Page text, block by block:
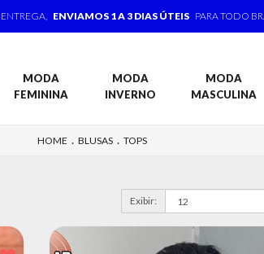
ENVIAMOS 1 A 3 DIAS ÚTEIS PARA TODO
MODA
FEMININA
MODA
INVERNO
MODA
MASCULINA
HOME . BLUSAS . TOPS
Exibir: